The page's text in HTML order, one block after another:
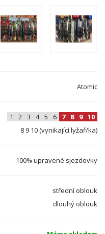
Atomic
1 2 3 4 5 6 7 8 9 10
8 9 10 (vynikající lyžař/ka)
100% upravené sjezdovky
střední oblouk
dlouhý oblouk